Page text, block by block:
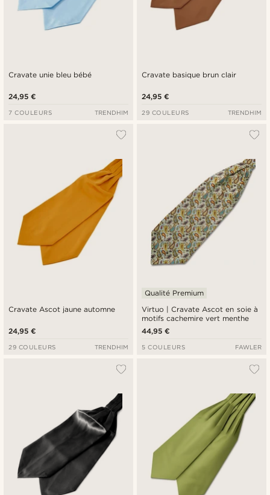
Cravate unie bleu bébé
24,95 €
7 COULEURS TRENDHIM
Cravate basique brun clair
24,95 €
29 COULEURS TRENDHIM
Cravate Ascot jaune automne
24,95 €
29 COULEURS TRENDHIM
Virtuo | Cravate Ascot en soie à
motifs cachemire vert menthe
Qualité Premium
44,95 €
5 COULEURS FAWLER